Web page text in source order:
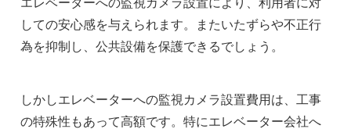
しての安心感を与えられます。またいたずらや不正行
為を抑制し、公共設備を保護できるでしょう。
しかしエレベーターへの監視カメラ設置費用は、工事
の特殊性もあって高額です。特にエレベーター会社へ